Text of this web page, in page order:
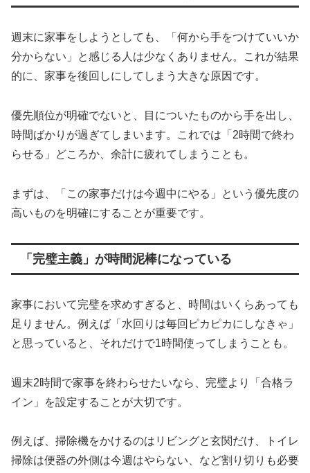
週末に家事をしようとしても、「何から手をつけていいか
分からない」と感じる人は少なくありません。これが結果
的に、家事を後回しにしてしまう大きな原因です。
優先順位が明確でないと、目についたものから手を出し、
時間ばかりが過ぎてしまいます。これでは「2時間で終わ
らせる」どころか、余計に疲れてしまうことも。
まずは、「この家事だけは今週中にやる」という優先度の
高いものを明確にすることが重要です。
「完璧主義」が時間泥棒になっている
家事において完璧を求めすぎると、時間はいくらあっても
足りません。例えば「水回りは毎回ピカピカにしなきゃ」
と思っていると、それだけで1時間使ってしまうことも。
週末2時間で家事を終わらせたいなら、完璧より「合格ラ
イン」を設定することが大切です。
例えば、掃除機をかけるのはリビングと玄関だけ、トイレ
掃除は便器の外側は今週はやらない、など割り切りも必要